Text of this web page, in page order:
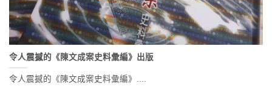
令人震撼的《陳文成案史料彙編》出版
令人震撼的《陳文成案史料彙編》....